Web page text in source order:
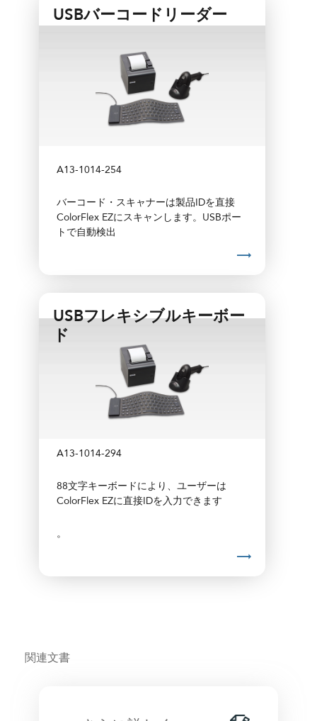
USBバーコードリーダー
A13-1014-254
バーコード・スキャナーは製品IDを直接
ColorFlex EZにスキャンします。USBポー
トで自動検出
USBフレキシブルキーボー
ド
A13-1014-294
88文字キーボードにより、ユーザーは
ColorFlex EZに直接IDを入力できます
。
関連文書